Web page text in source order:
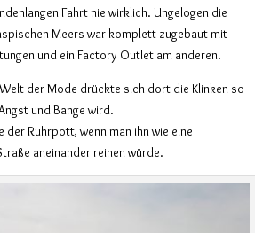
Fahrt nie wirklich. Ungelogen die
Meers war komplett zugebaut mit
und ein Factory Outlet am anderen.
der Mode drückte sich dort die Klinken so
und Bange wird.
der Ruhrpott, wenn man ihn wie eine
aneinander reihen würde.